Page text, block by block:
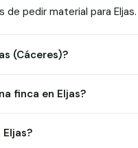
pedir material para Eljas.
(Cáceres)?
finca en Eljas?